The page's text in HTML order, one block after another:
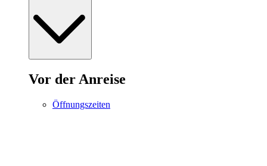
Vor der Anreise
Öffnungszeiten